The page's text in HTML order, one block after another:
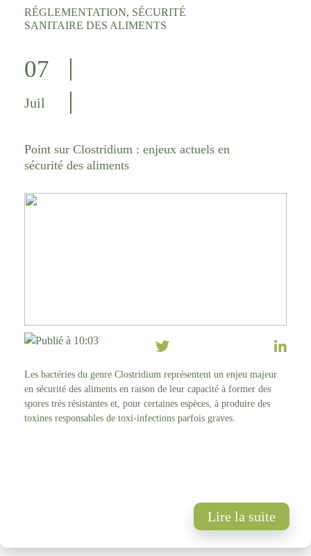
RÉGLEMENTATION, SÉCURITÉ
SANITAIRE DES ALIMENTS
07
Juil
Point sur Clostridium : enjeux actuels en
sécurité des aliments
Publié à 10:03
Les bactéries du genre Clostridium représentent un enjeu majeur
en sécurité des aliments en raison de leur capacité à former des
spores très résistantes et, pour certaines espèces, à produire des
toxines responsables de toxi-infections parfois graves.
Lire la suite